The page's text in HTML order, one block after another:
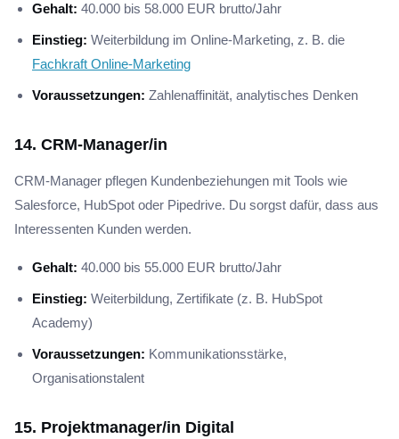
Gehalt: 40.000 bis 58.000 EUR brutto/Jahr
Einstieg: Weiterbildung im Online-Marketing, z. B. die
Fachkraft Online-Marketing
Voraussetzungen: Zahlenaffinität, analytisches Denken
14. CRM-Manager/in
CRM-Manager pflegen Kundenbeziehungen mit Tools wie
Salesforce, HubSpot oder Pipedrive. Du sorgst dafür, dass aus
Interessenten Kunden werden.
Gehalt: 40.000 bis 55.000 EUR brutto/Jahr
Einstieg: Weiterbildung, Zertifikate (z. B. HubSpot
Academy)
Voraussetzungen: Kommunikationsstärke,
Organisationstalent
15. Projektmanager/in Digital